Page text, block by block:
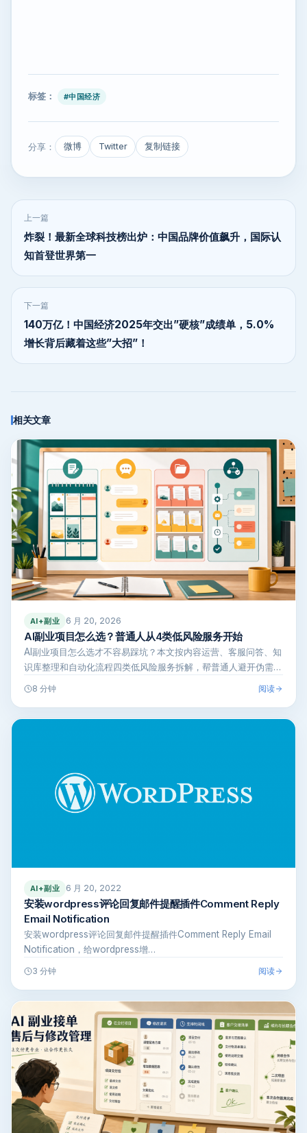
标签： #中国经济
分享： 微博 Twitter 复制链接
上一篇
炸裂！最新全球科技榜出炉：中国品牌价值飙升，国际认
知首登世界第一
下一篇
140万亿！中国经济2025年交出”硬核”成绩单，5.0%
增长背后藏着这些”大招”！
相关文章
AI+副业 6 月 20, 2026
AI副业项目怎么选？普通人从4类低风险服务开始
AI副业项目怎么选才不容易踩坑？本文按内容运营、客服问答、知
识库整理和自动化流程四类低风险服务拆解，帮普通人避开伪需
8 分钟 阅读
AI+副业 6 月 20, 2022
安装wordpress评论回复邮件提醒插件Comment Reply
Email Notification
安装wordpress评论回复邮件提醒插件Comment Reply Email
Notification，给wordpress增…
3 分钟 阅读